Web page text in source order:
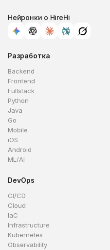
Нейронки о HireHi
Разработка
Backend
Frontend
Fullstack
Python
Java
Go
Mobile
iOS
Android
ML/AI
DevOps
CI/CD
Cloud
IaC
Infrastructure
Kubernetes
Observability